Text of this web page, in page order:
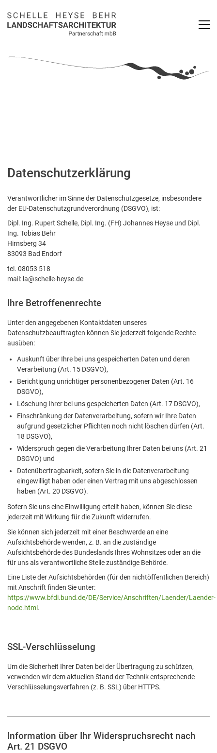
Datenschutzerklärung
Verantwortlicher im Sinne der Datenschutzgesetze, insbesondere
der EU-Datenschutzgrundverordnung (DSGVO), ist:
Dipl. Ing. Rupert Schelle, Dipl. Ing. (FH) Johannes Heyse und Dipl.
Ing. Tobias Behr
Hirnsberg 34
83093 Bad Endorf
tel. 08053 518
mail: la@schelle-heyse.de
Ihre Betroffenenrechte
Unter den angegebenen Kontaktdaten unseres
Datenschutzbeauftragten können Sie jederzeit folgende Rechte
ausüben:
Auskunft über Ihre bei uns gespeicherten Daten und deren
Verarbeitung (Art. 15 DSGVO),
Berichtigung unrichtiger personenbezogener Daten (Art. 16
DSGVO),
Löschung Ihrer bei uns gespeicherten Daten (Art. 17 DSGVO),
Einschränkung der Datenverarbeitung, sofern wir Ihre Daten
aufgrund gesetzlicher Pflichten noch nicht löschen dürfen (Art.
18 DSGVO),
Widerspruch gegen die Verarbeitung Ihrer Daten bei uns (Art. 21
DSGVO) und
Datenübertragbarkeit, sofern Sie in die Datenverarbeitung
eingewilligt haben oder einen Vertrag mit uns abgeschlossen
haben (Art. 20 DSGVO).
Sofern Sie uns eine Einwilligung erteilt haben, können Sie diese
jederzeit mit Wirkung für die Zukunft widerrufen.
Sie können sich jederzeit mit einer Beschwerde an eine
Aufsichtsbehörde wenden, z. B. an die zuständige
Aufsichtsbehörde des Bundeslands Ihres Wohnsitzes oder an die
für uns als verantwortliche Stelle zuständige Behörde.
Eine Liste der Aufsichtsbehörden (für den nichtöffentlichen Bereich)
mit Anschrift finden Sie unter:
https://www.bfdi.bund.de/DE/Service/Anschriften/Laender/Laender-
node.html .
SSL-Verschlüsselung
Um die Sicherheit Ihrer Daten bei der Übertragung zu schützen,
verwenden wir dem aktuellen Stand der Technik entsprechende
Verschlüsselungsverfahren (z. B. SSL) über HTTPS.
Information über Ihr Widerspruchsrecht nach
Art. 21 DSGVO